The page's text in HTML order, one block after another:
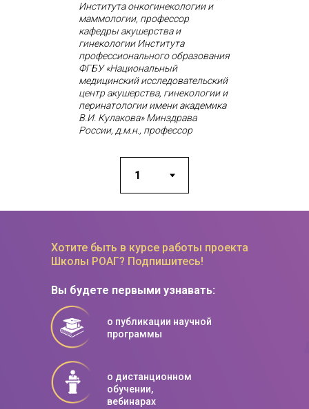
Института онкогинекологии и
маммологии, профессор
кафедры акушерства и
гинекологии Института
профессионального образования
ФГБУ «Национальный
медицинский исследовательский
центр акушерства, гинекологии и
перинатологии имени академика
В.И. Кулакова» Минздрава
России, д.м.н., профессор
Хотите быть в курсе работы проекта
Школы РОАГ? Подпишитесь!
Вы будете первыми узнавать:
о публикации научной
программы
о дистанционном
обучении,
вебинарах